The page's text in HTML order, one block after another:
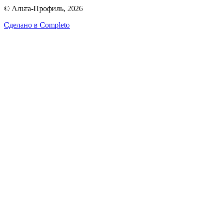
© Альта-Профиль, 2026
Сделано в Completo